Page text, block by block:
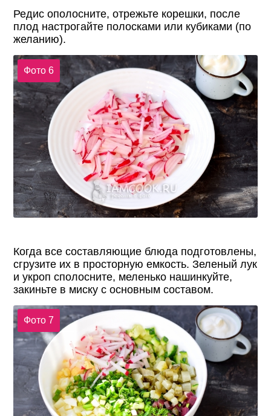
Редис ополосните, отрежьте корешки, после
плод настрогайте полосками или кубиками (по
желанию).
Фото 6
Когда все составляющие блюда подготовлены,
сгрузите их в просторную емкость. Зеленый лук
и укроп сполосните, меленько нашинкуйте,
закиньте в миску с основным составом.
Фото 7